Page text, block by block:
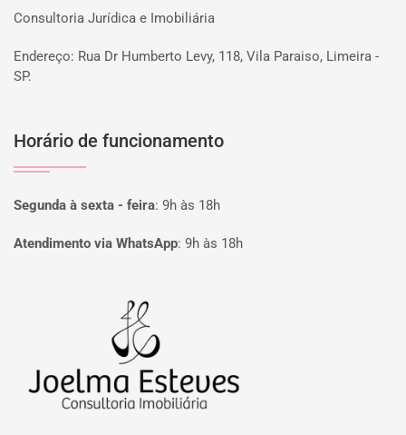
Consultoria Jurídica e Imobiliária
Endereço: Rua Dr Humberto Levy, 118, Vila Paraiso, Limeira -
SP.
Horário de funcionamento
Segunda à sexta - feira: 9h às 18h
Atendimento via WhatsApp: 9h às 18h